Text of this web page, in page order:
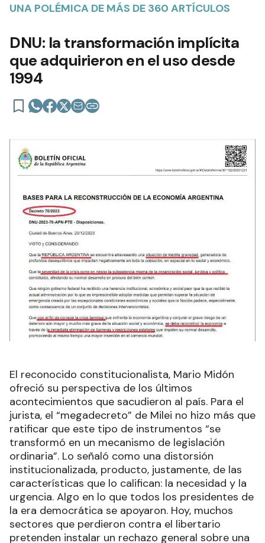
UNA POLÉMICA DE MÁS DE 360 ARTÍCULOS
DNU: la transformación implícita
que adquirieron en el uso desde
1994
El reconocido constitucionalista, Mario Midón
ofreció su perspectiva de los últimos
acontecimientos que sacudieron al país. Para el
jurista, el “megadecreto” de Milei no hizo más que
ratificar que este tipo de instrumentos “se
transformó en un mecanismo de legislación
ordinaria”. Lo señaló como una distorsión
institucionalizada, producto, justamente, de las
características que lo califican: la necesidad y la
urgencia. Algo en lo que todos los presidentes de
la era democrática se apoyaron. Hoy, muchos
sectores que perdieron contra el libertario
pretenden instalar un rechazo general sobre una